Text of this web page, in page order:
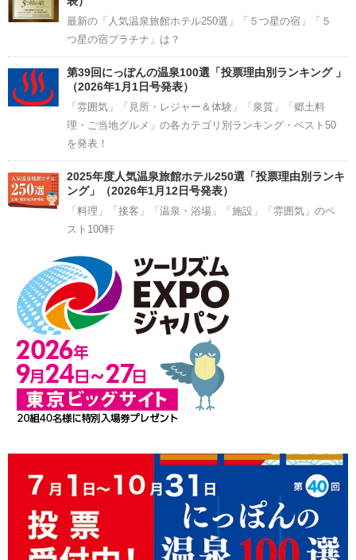
最新の「人気温泉旅館ホテル250選」「５つ星の宿」「５
つ星の宿プラチナ」は？
第39回にっぽんの温泉100選「投票理由別ランキング 」
（2026年1月1日号発表）
「雰囲気」「見所・レジャー＆体験」「泉質」「郷土料
理・ご当地グルメ」の各カテゴリ別ランキング・ベスト50
を発表！
2025年度人気温泉旅館ホテル250選「投票理由別ランキ
ング」（2026年1月12日号発表）
「料理」「接客」「温泉・浴場」「施設」「雰囲気」のベ
スト100軒